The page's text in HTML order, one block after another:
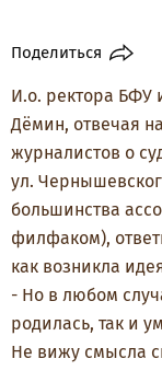
Поделиться
И.о. ректора БФУ
Дёмин, отвечая
журналистов о
ул.
большинства
филфаком),
как возникла
- Но в любом
родилась, так и
Не вижу смысла